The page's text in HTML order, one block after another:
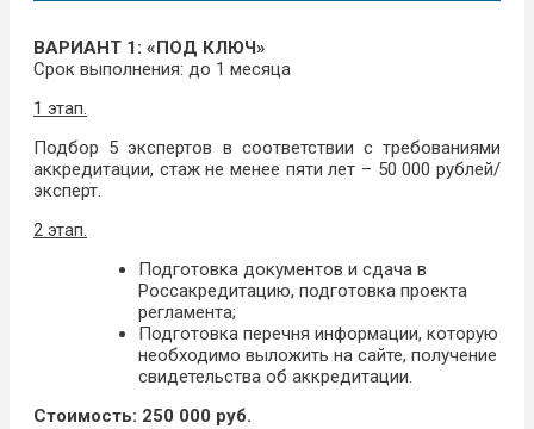
ВАРИАНТ 1: «ПОД КЛЮЧ»
Срок выполнения: до 1 месяца
1 этап.
Подбор 5 экспертов в соответствии с требованиями
аккредитации, стаж не менее пяти лет – 50 000 рублей/
эксперт.
2 этап.
Подготовка документов и сдача в
Россакредитацию, подготовка проекта
регламента;
Подготовка перечня информации, которую
необходимо выложить на сайте, получение
свидетельства об аккредитации.
Стоимость: 250 000 руб.